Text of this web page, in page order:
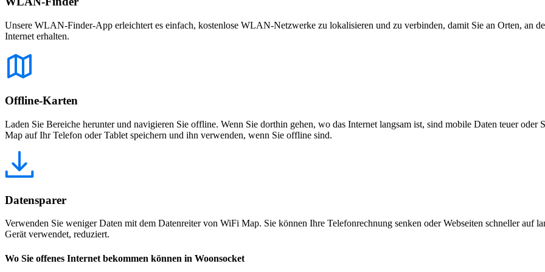
Unsere WLAN-Finder-App erleichtert es einfach, kostenlose WLAN-Netzwerke zu lokalisieren und zu verbinden, damit Sie an Orten, an
Internet erhalten.
Offline-Karten
Laden Sie Bereiche herunter und navigieren Sie offline. Wenn Sie dorthin gehen, wo das Internet langsam ist, sind mobile Daten teuer
Map auf Ihr Telefon oder Tablet speichern und ihn verwenden, wenn Sie offline sind.
Datensparer
Verwenden Sie weniger Daten mit dem Datenreiter von WiFi Map. Sie können Ihre Telefonrechnung senken oder Webseiten schneller auf
Gerät verwendet, reduziert.
Wo Sie offenes Internet bekommen können in Woonsocket